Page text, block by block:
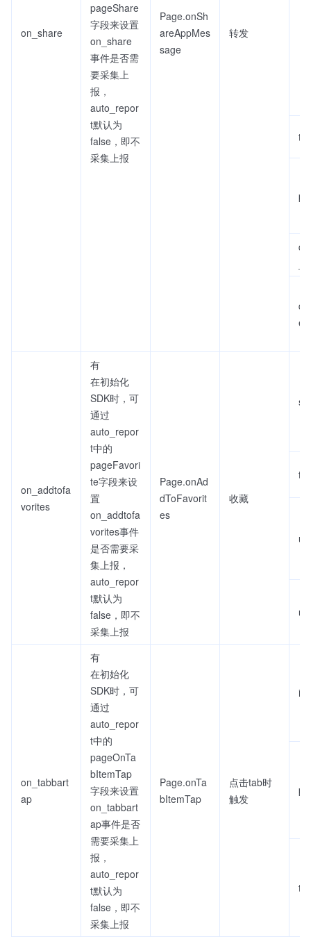
on_share
pageShare
字段来设置
on_share
事件是否需
要采集上
报，
auto_repor
t默认为
false，即不
采集上报
Page.onSh
areAppMes
sage
转发
on_addtofa
vorites
有
在初始化
SDK时，可
通过
auto_repor
t中的
pageFavori
te字段来设
置
on_addtofa
vorites事件
是否需要采
集上报，
auto_repor
t默认为
false，即不
采集上报
Page.onAd
dToFavorit
es
收藏
on_tabbart
ap
有
在初始化
SDK时，可
通过
auto_repor
t中的
pageOnTa
bItemTap
字段来设置
on_tabbart
ap事件是否
需要采集上
报，
auto_repor
t默认为
false，即不
采集上报
Page.onTa
bItemTap
点击tab时
触发